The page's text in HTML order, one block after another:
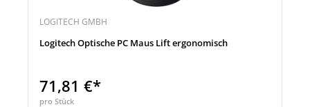
LOGITECH GMBH
Logitech Optische PC Maus Lift ergonomisch
71,81 €*
pro Stück